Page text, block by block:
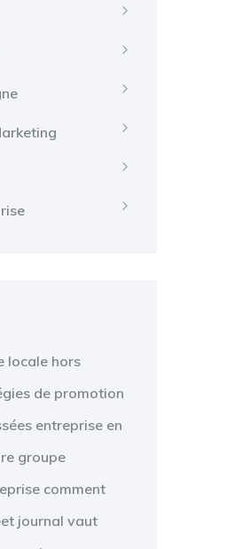
locale hors
de promotion
entreprise en
groupe
comment
journal vaut